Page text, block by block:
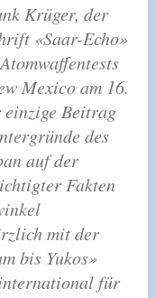
Krüger, der
«Saar-Echo»
Mexico am 16.
Beitrag
des
auf der
Fakten
mit der
bis Yukos»
für